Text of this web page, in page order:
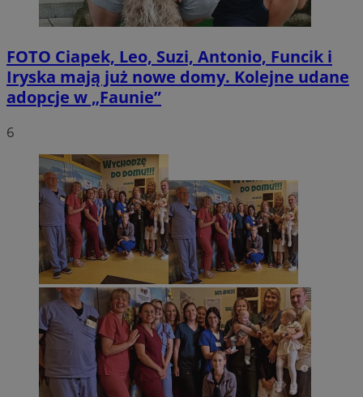
FOTO Ciapek, Leo, Suzi, Antonio, Funcik i
Iryska mają już nowe domy. Kolejne udane
adopcje w „Faunie”
6